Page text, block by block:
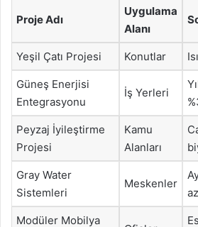
Proje Adı
Uygulama
Alanı
Yeşil Çatı Projesi Konutlar
Güneş Enerjisi
Entegrasyonu
İş Yerleri
Peyzaj İyileştirme
Projesi
Kamu
Alanları
Gray Water
Sistemleri
Meskenler
Modüler Mobilya